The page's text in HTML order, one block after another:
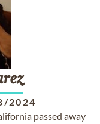
2024
passed away